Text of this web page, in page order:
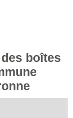
boîtes